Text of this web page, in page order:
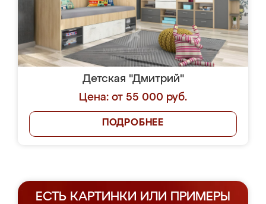
Детская "Дмитрий"
Цена: от 55 000 руб.
ПОДРОБНЕЕ
ЕСТЬ КАРТИНКИ ИЛИ ПРИМЕРЫ